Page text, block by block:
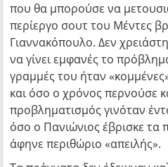
που θα μπορούσε να
περίεργο σουτ του Μέντες
Γιαννακόπουλο. Δεν
να γίνει εμφανές το
γραμμές του ήταν
και όσο ο χρόνος περνούσε
προβληματισμός γινόταν
όσο ο Πανιώνιος έβρισκε τα
άφηνε περιθώριο «απειλής».